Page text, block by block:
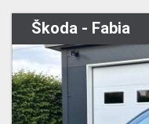
Škoda - Fabia